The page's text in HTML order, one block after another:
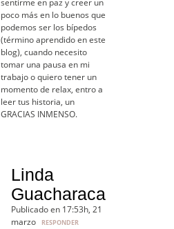
sentirme en paz y creer un
poco más en lo buenos que
podemos ser los bípedos
(término aprendido en este
blog), cuando necesito
tomar una pausa en mi
trabajo o quiero tener un
momento de relax, entro a
leer tus historia, un
GRACIAS INMENSO.
Linda
Guacharaca
Publicado en 17:53h, 21
marzo
RESPONDER